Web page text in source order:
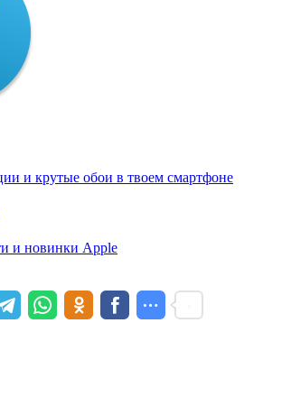
и крутые обои в твоем смартфоне
и новинки Apple